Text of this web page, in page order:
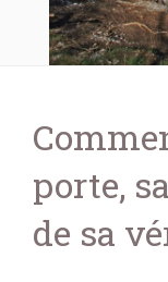
porte,
de sa